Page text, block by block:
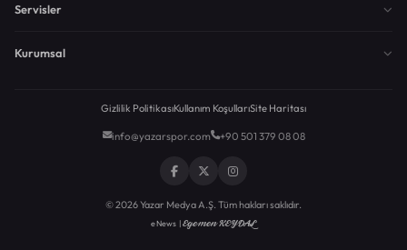
Servisler
Kurumsal
Gizlilik PolitikasıKullanım KoşullarıSite Haritası
info@yazarspor.com +90 501 379 08 08
© 2026 Yazar Medya A.Ş. Tüm hakları saklıdır.
eNews |Egemen KEYDAL